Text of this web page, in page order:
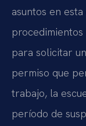
asuntos en
para solicitar
permiso que
trabajo, la
período de